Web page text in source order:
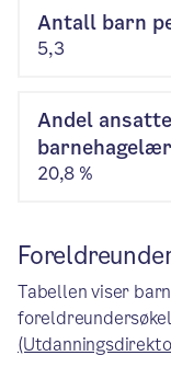
Antall barn
5,3
Andel
20,8 %
Tabellen viser